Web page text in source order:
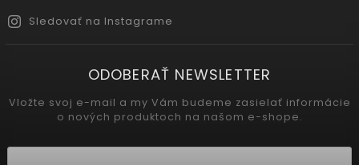
Sledovať na Instagrame
ODOBERAŤ NEWSLETTER
Vložte svoj e-mail a my Vám budeme zasielať informácie
o nových produktoch na našom e-shope.